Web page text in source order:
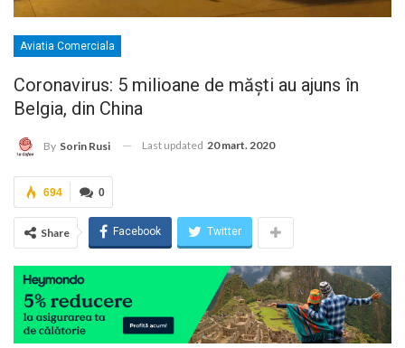
Aviatia Comerciala
Coronavirus: 5 milioane de măști au ajuns în
Belgia, din China
By Sorin Rusi Last updated 20 mart. 2020
0
694
Share Facebook Twitter